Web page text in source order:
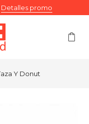
Detalles promo
Y Donut